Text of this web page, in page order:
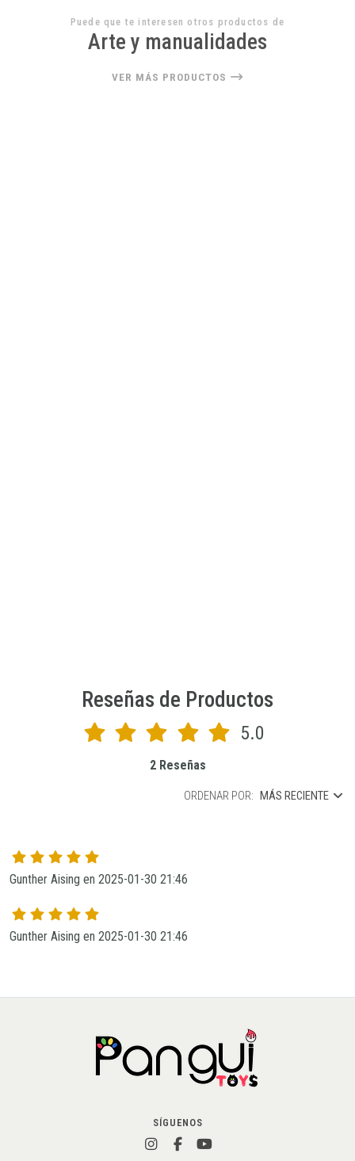
Puede que te interesen otros productos de
Arte y manualidades
VER MÁS PRODUCTOS
Reseñas de Productos
5.0
2 Reseñas
ORDENAR POR: MÁS RECIENTE
Gunther Aising en 2025-01-30 21:46
Gunther Aising en 2025-01-30 21:46
SÍGUENOS